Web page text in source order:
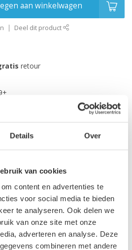
Details Over
van cookies
content en advertenties te
voor social media te bieden
te analyseren. Ook delen we
van onze site met onze
adverteren en analyse. Deze
combineren met andere
aan winkelwagen
Deel dit product
retour